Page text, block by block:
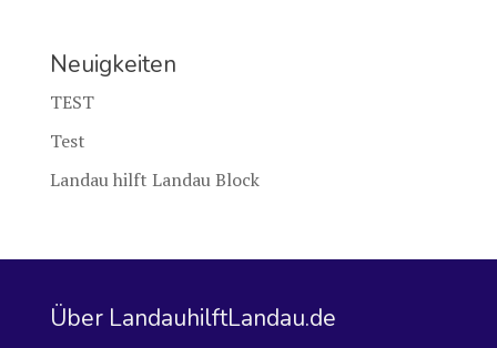
Neuigkeiten
TEST
Test
Landau hilft Landau Block
Über LandauhilftLandau.de